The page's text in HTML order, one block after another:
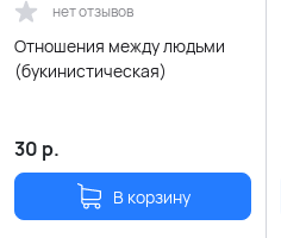
нет отзывов
Отношения между людьми
(букинистическая)
30 р.
В корзину